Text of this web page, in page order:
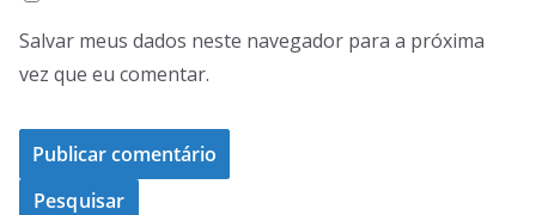
Salvar meus dados neste navegador para a próxima
vez que eu comentar.
Pesquisar